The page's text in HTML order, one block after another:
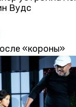
Вудс
«короны»